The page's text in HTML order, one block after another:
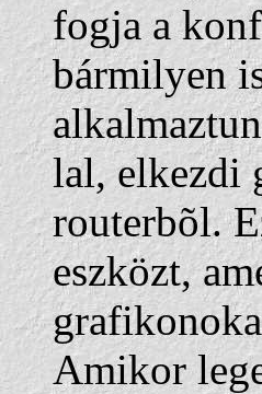
fogja a
bármilyen
lal, elkezdi
routerbõl.
eszközt,
Amikor